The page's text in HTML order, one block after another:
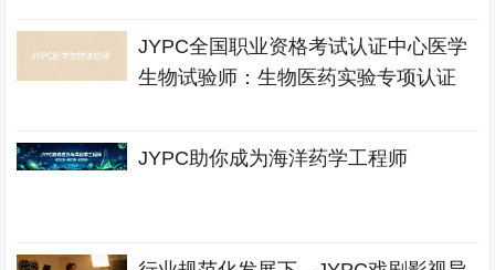
JYPC全国职业资格考试认证中心医学
生物试验师：生物医药实验专项认证
JYPC助你成为海洋药学工程师